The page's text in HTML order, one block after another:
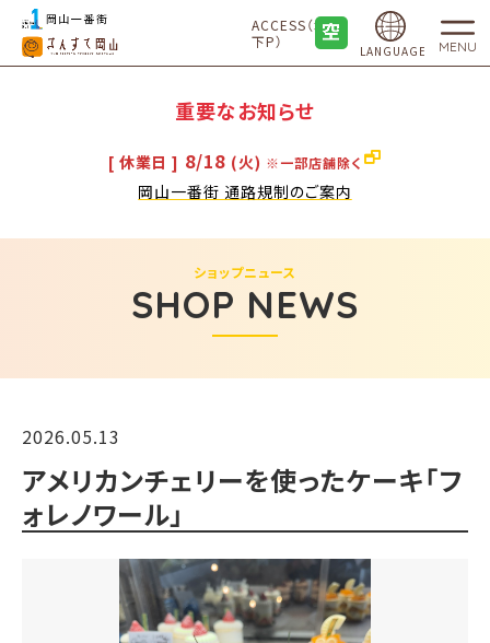
ACCESS（地
下P）
LANGUAGE MENU
重要なお知らせ
[ 休業日 ] 8/18 (火) ※一部店舗除く
岡山一番街 通路規制のご案内
SHOP NEWS
ショップニュース
2026.05.13
アメリカンチェリーを使ったケーキ「フ
ォレノワール」